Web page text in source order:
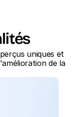
uniques et
de la